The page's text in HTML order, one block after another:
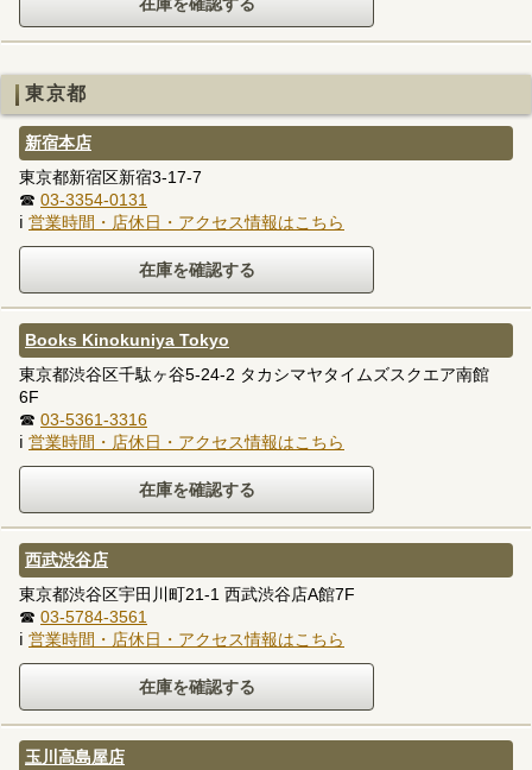
東京都
新宿本店
東京都新宿区新宿3-17-7
☎ 03-3354-0131
ℹ 営業時間・店休日・アクセス情報はこちら
Books Kinokuniya Tokyo
東京都渋谷区千駄ヶ谷5-24-2 タカシマヤタイムズスクエア南館
6F
☎ 03-5361-3316
ℹ 営業時間・店休日・アクセス情報はこちら
西武渋谷店
東京都渋谷区宇田川町21-1 西武渋谷店A館7F
☎ 03-5784-3561
ℹ 営業時間・店休日・アクセス情報はこちら
玉川高島屋店